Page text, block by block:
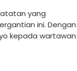
yang
ini. Dengan
kepada wartawan